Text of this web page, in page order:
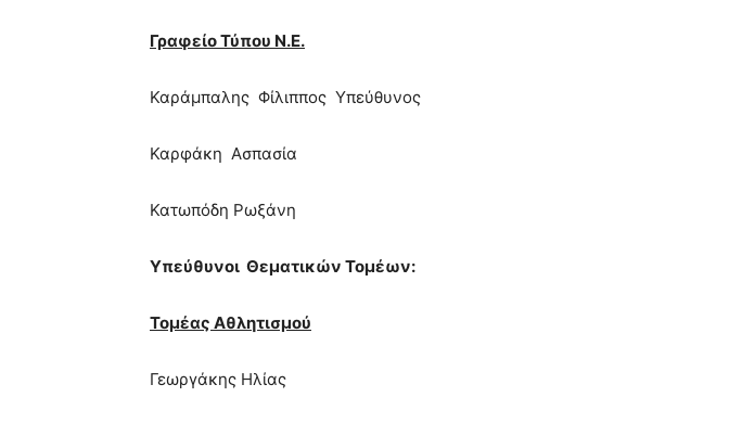
Γραφείο Τύπου Ν.Ε.
Καράμπαλης Φίλιππος Υπεύθυνος
Καρφάκη Ασπασία
Κατωπόδη Ρωξάνη
Υπεύθυνοι Θεματικών Τομέων:
Τομέας Αθλητισμού
Γεωργάκης Ηλίας